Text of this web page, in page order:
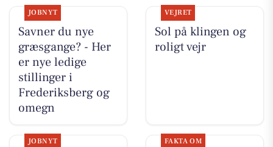
JOBNYT
Savner du nye
græsgange? - Her
er nye ledige
stillinger i
Frederiksberg og
omegn
VEJRET
Sol på klingen og
roligt vejr
JOBNYT FAKTA OM